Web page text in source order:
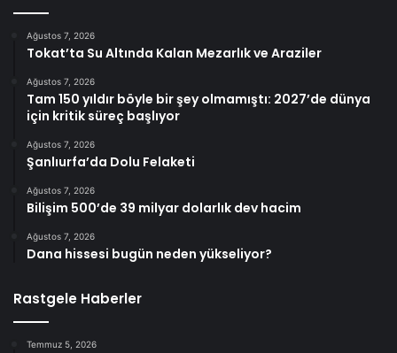
Ağustos 7, 2026
Tokat’ta Su Altında Kalan Mezarlık ve Araziler
Ağustos 7, 2026
Tam 150 yıldır böyle bir şey olmamıştı: 2027’de dünya
için kritik süreç başlıyor
Ağustos 7, 2026
Şanlıurfa’da Dolu Felaketi
Ağustos 7, 2026
Bilişim 500’de 39 milyar dolarlık dev hacim
Ağustos 7, 2026
Dana hissesi bugün neden yükseliyor?
Rastgele Haberler
Temmuz 5, 2026